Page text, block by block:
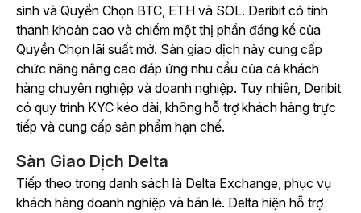
sinh và Quyền Chọn BTC, ETH và SOL. Deribit có tính
thanh khoản cao và chiếm một thị phần đáng kể của
Quyền Chọn lãi suất mở. Sàn giao dịch này cung cấp
chức năng nâng cao đáp ứng nhu cầu của cả khách
hàng chuyên nghiệp và doanh nghiệp. Tuy nhiên, Deribit
có quy trình KYC kéo dài, không hỗ trợ khách hàng trực
tiếp và cung cấp sản phẩm hạn chế.
Sàn Giao Dịch Delta
Tiếp theo trong danh sách là Delta Exchange, phục vụ
khách hàng doanh nghiệp và bán lẻ. Delta hiện hỗ trợ